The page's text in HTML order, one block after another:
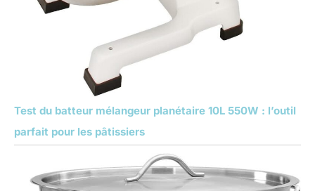
Test du batteur mélangeur planétaire 10L 550W : l’outil
parfait pour les pâtissiers